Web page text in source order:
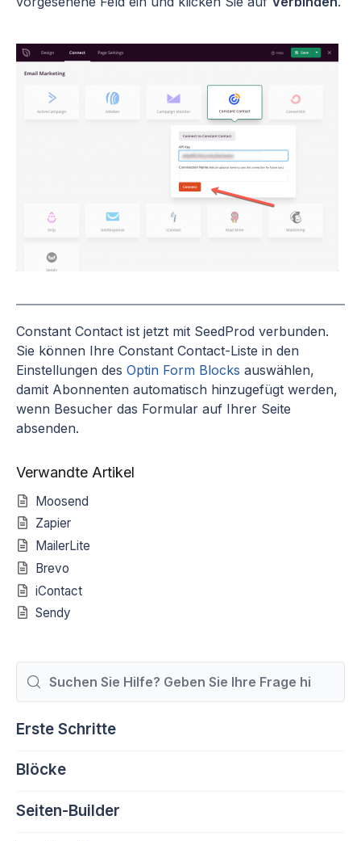
Constant Contact ist jetzt mit SeedProd verbunden.
Sie können Ihre Constant Contact-Liste in den
Einstellungen des Optin Form Blocks auswählen,
damit Abonnenten automatisch hinzugefügt werden,
wenn Besucher das Formular auf Ihrer Seite
absenden.
Verwandte Artikel
Moosend
Zapier
MailerLite
Brevo
iContact
Sendy
nach
Erste Schritte
Blöcke
Seiten-Builder